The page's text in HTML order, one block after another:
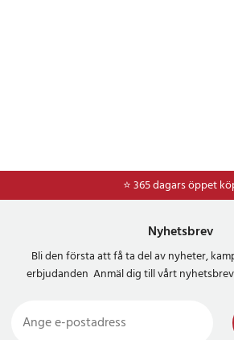
⭐ 365 dagars öppet
⭐Frakt 49kr *
Nyhetsbrev
Bli den första att få ta del av nyheter,
erbjudanden Anmäl dig till vårt